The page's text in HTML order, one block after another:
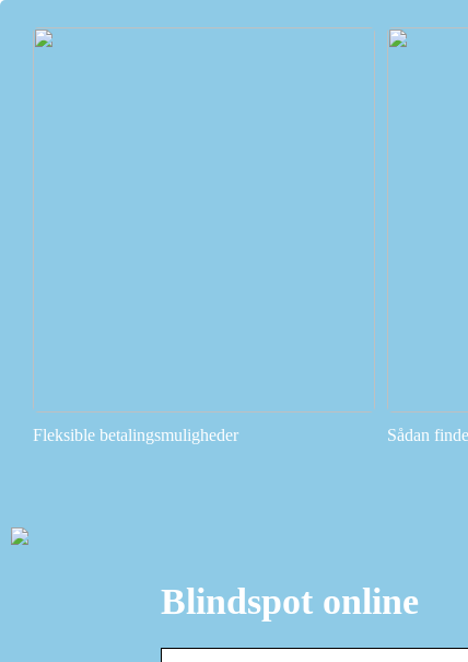
Fleksible betalingsmuligheder Sådan
Blindspot online